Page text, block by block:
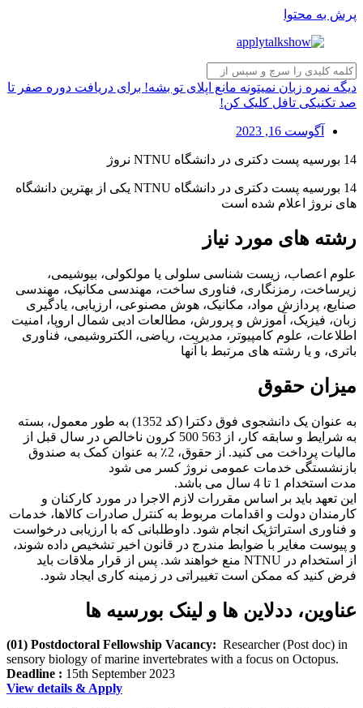
پرش به محتوا
دیگه نمره زبان نمیتونه مانع اپلای تو بشه! برای دریافت دوره صفر تا
صد تکنیکی تافل کلیک کن!
آگوست 16, 2023
14 بورسیه پست دکتری در دانشگاه NTNU نروژ
14 بورسیه پست دکتری در دانشگاه NTNU یکی از بهترین دانشگاه
های نروژ اعلام شده است
رشته های مورد نیاز
علوم اعصاب، زیست شناسی سلولی یا مولکولی، بیوشیمی،
زیرساخت، رمزنگاری، فناوری ساخت، مهندسی مکانیک، مهندسی
صنایع، پردازش مواد، مکانیک، هوش مصنوعی، ارزیابی، یادگیری
زبان، فیزیک، آموزش و پرورش، مطالعات ادبی شمال اروپا، امنیت
اطلاعات، علوم کامپیوتر، مدیریت، ریاضی، الکتروشیمی، فناوری
باتری، و یا رشته های مرتبط با آنها
میزان حقوق
به عنوان یک دانشجوی فوق دکترا (کد 1352) به طور معمول، بسته
به شرایط و سابقه کار، از 563 500 کرون ناخالص در سال قبل از
مالیات پرداخت می کنید. از حقوق، 2٪ به عنوان کمک به صندوق
بازنشستگی خدمات عمومی نروژ کسر می شود
مدت استخدام 1 تا 4 سال می باشد.
این تعهد باید بر اساس مقررات لازم الاجرا در مورد کارکنان و
کارمندان دولت و اقدامات مربوط به کنترل صادرات کالاها، خدمات
و فناوری استراتژیک انجام شود. داوطلبانی که با ارزیابی درخواست
و پیوست مغایر با ضوابط مندرج در قانون اخیر تشخیص داده شوند،
از استخدام در NTNU منع خواهند شد. پس از قرار ملاقات باید
فرض کنید که ممکن است تغییراتی در زمینه کاری ایجاد شود.
عناوین، ددلاین ها و لینک بورسیه ها
(01) Postdoctoral Fellowship Vacancy: Researcher (Post doc) in
sensory biology of marine invertebrates with a focus on Octopus.
Deadline : 15th September 2023
View details & Apply